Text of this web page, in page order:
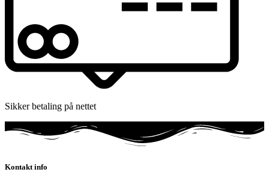
Sikker betaling på nettet
Kontakt info